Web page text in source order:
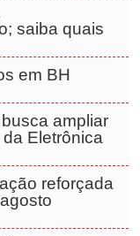
saiba quais
em BH
ampliar
Eletrônica
reforçada